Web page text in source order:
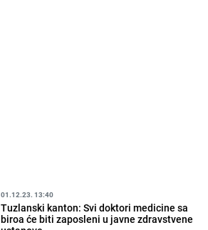
01.12.23. 13:40
Tuzlanski kanton: Svi doktori medicine sa
biroa će biti zaposleni u javne zdravstvene